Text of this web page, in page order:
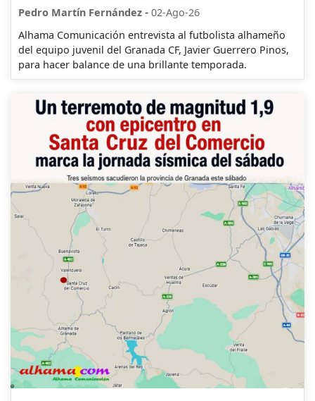
Pedro Martín Fernández - 02-Ago-26
Alhama Comunicación entrevista al futbolista alhameño
del equipo juvenil del Granada CF, Javier Guerrero Pinos,
para hacer balance de una brillante temporada.